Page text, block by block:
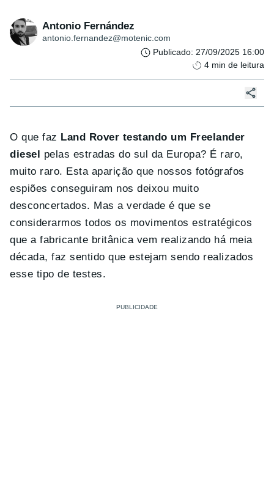
Antonio Fernández
antonio.fernandez@motenic.com
Publicado: 27/09/2025 16:00
4 min de leitura
O que faz Land Rover testando um Freelander
diesel
pelas estradas do sul da Europa? É raro,
muito raro. Esta aparição que nossos fotógrafos
espiões conseguiram nos deixou muito
desconcertados. Mas a verdade é que se
considerarmos todos os movimentos estratégicos
que a fabricante britânica vem realizando há meia
década, faz sentido que estejam sendo realizados
esse tipo de testes.